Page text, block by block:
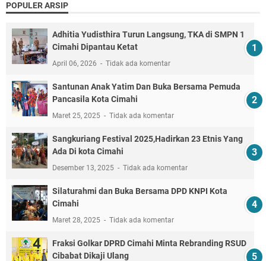
POPULER ARSIP
Adhitia Yudisthira Turun Langsung, TKA di SMPN 1
Cimahi Dipantau Ketat
April 06, 2026 Tidak ada komentar
Santunan Anak Yatim Dan Buka Bersama Pemuda
Pancasila Kota Cimahi
Maret 25, 2025 Tidak ada komentar
Sangkuriang Festival 2025,Hadirkan 23 Etnis Yang
Ada Di kota Cimahi
Desember 13, 2025 Tidak ada komentar
Silaturahmi dan Buka Bersama DPD KNPI Kota
Cimahi
Maret 28, 2025 Tidak ada komentar
Fraksi Golkar DPRD Cimahi Minta Rebranding RSUD
Cibabat Dikaji Ulang